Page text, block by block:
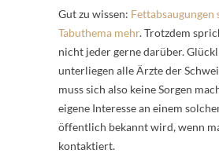
Gut zu wissen: Fettabsaugungen
Tabuthema mehr. Trotzdem
nicht jeder gerne darüber.
unterliegen alle Ärzte der
muss sich also keine Sorgen
eigene Interesse an einem
öffentlich bekannt wird, wenn
kontaktiert.